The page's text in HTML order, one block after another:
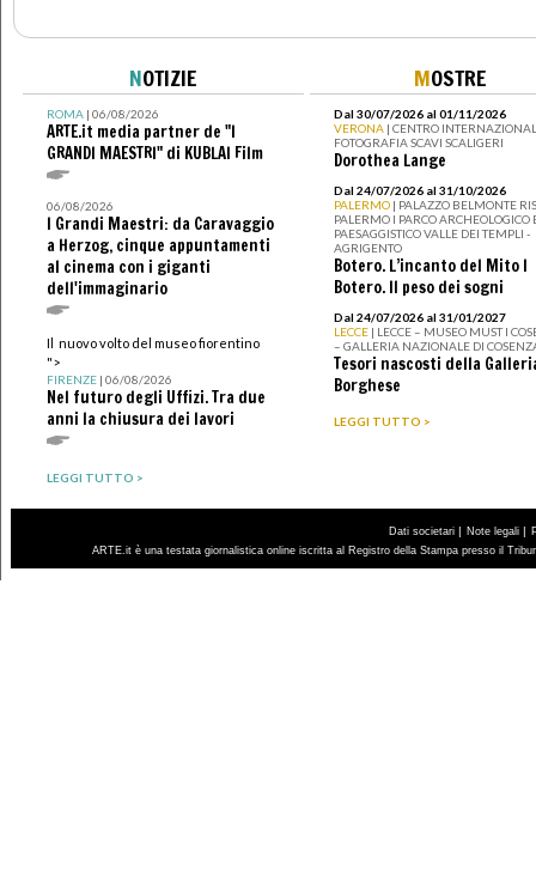
NOTIZIE
ROMA| 06/08/2026
ARTE.it media partner de "I
GRANDI MAESTRI" di KUBLAI Film
06/08/2026
I Grandi Maestri: da Caravaggio
a Herzog, cinque appuntamenti
al cinema con i giganti
dell'immaginario
Il nuovo volto del museo fiorentino
">
FIRENZE| 06/08/2026
Nel futuro degli Uffizi. Tra due
anni la chiusura dei lavori
LEGGI TUTTO >
MOSTRE
Dal 30/07/2026 al 01/11/2026
VERONA | CENTRO
FOTOGRAFIA SCAVI SCALIGERI
Dorothea Lange
Dal 24/07/2026 al 31/10/2026
PALERMO | PALAZZO BELMONTE
PALERMO I PARCO ARCHEOLOGICO
PAESAGGISTICO VALLE DEI TEMPLI -
AGRIGENTO
Botero. L’incanto del Mito I
Botero. Il peso dei sogni
Dal 24/07/2026 al 31/01/2027
LECCE | LECCE – MUSEO MUST I
– GALLERIA NAZIONALE DI
Tesori nascosti della
Borghese
LEGGI TUTTO >
Dati societari | Note legali |
ARTE.it è una testata giornalistica online iscritta al Registro della Stampa presso il